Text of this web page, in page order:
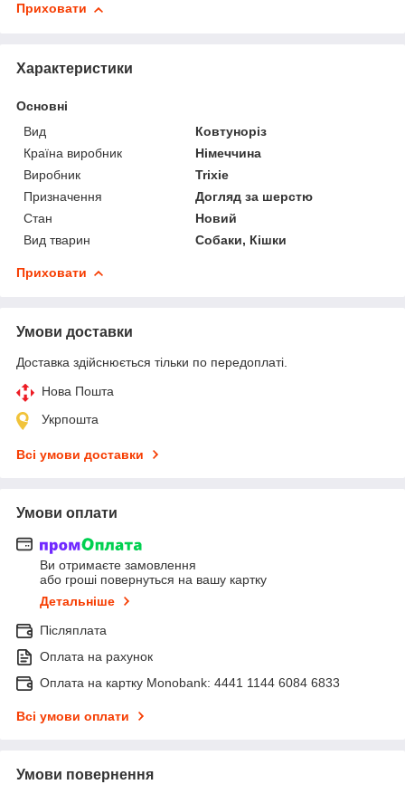
Приховати
Характеристики
Основні
Вид
Ковтуноріз
Країна виробник
Німеччина
Виробник
Trixie
Призначення
Догляд за шерстю
Стан
Новий
Вид тварин
Собаки, Кішки
Приховати
Умови доставки
Доставка здійснюється тільки по передоплаті.
Нова Пошта
Укрпошта
Всі умови доставки
Умови оплати
Ви отримаєте замовлення
або гроші повернуться на вашу картку
Детальніше
Післяплата
Оплата на рахунок
Оплата на картку Monobank: 4441 1144 6084 6833
Всі умови оплати
Умови повернення